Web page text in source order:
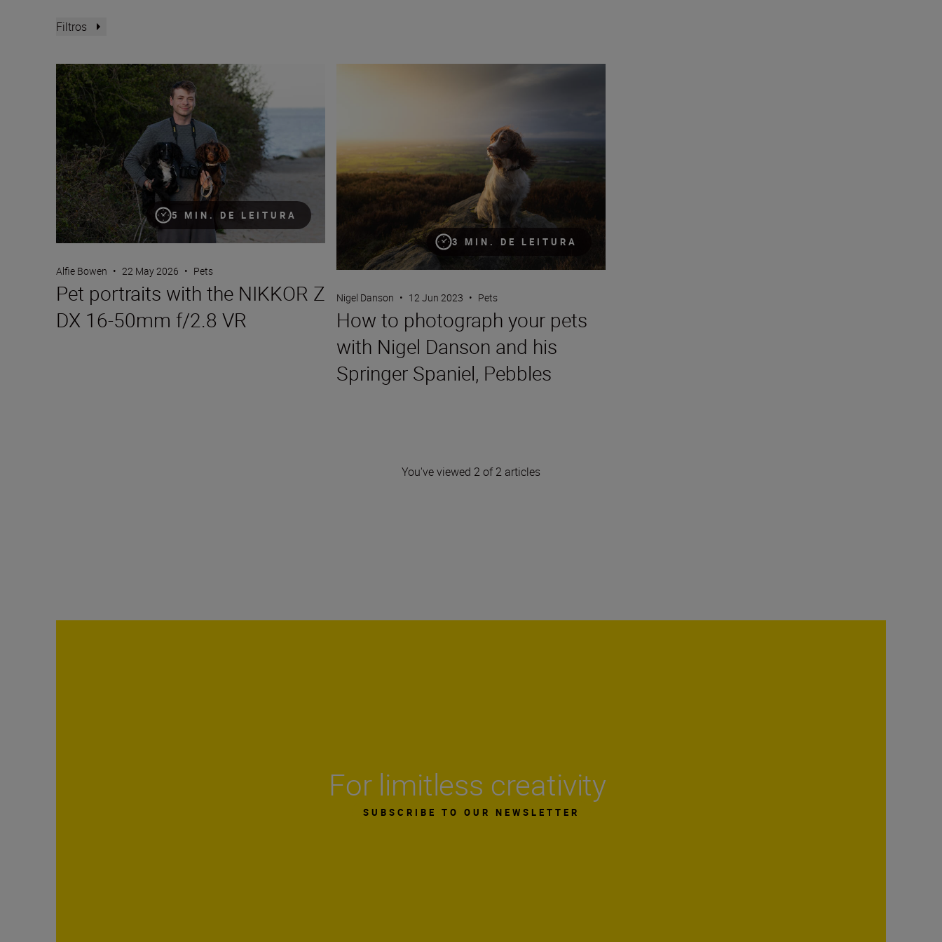
Filtros
5 MIN. DE LEITURA
Pet portraits with the NIKKOR Z DX 16-50mm f/2.8 VR
Alfie Bowen • 22 May 2026 • Pets
Pet portraits with the NIKKOR Z
DX 16-50mm f/2.8 VR
3 MIN. DE LEITURA
Nigel Danson • 12 Jun 2023 • Pets
How to photograph your pets
with Nigel Danson and his
Springer Spaniel, Pebbles
You've viewed 2 of 2 articles
For limitless creativity
SUBSCRIBE TO OUR NEWSLETTER